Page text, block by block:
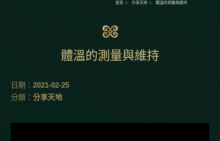
首頁 分享天地 體溫的測量與維持
體溫的測量與維持
日期：2021-02-25
分類：分享天地